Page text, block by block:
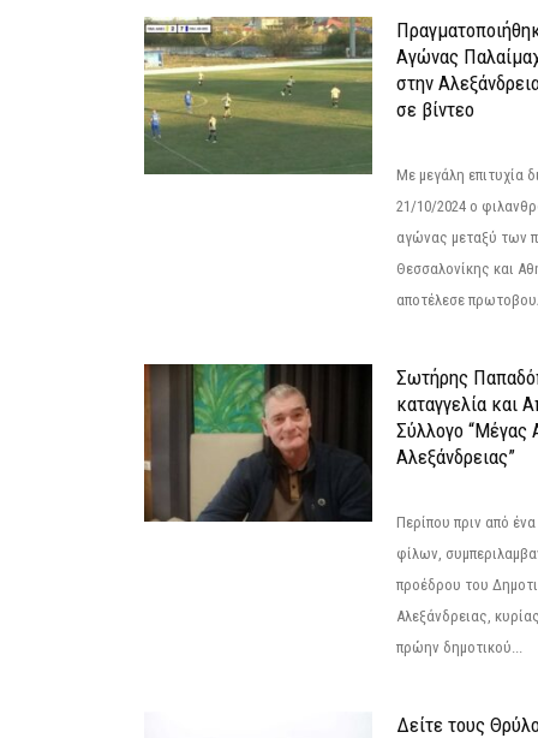
Αγώνας
στην
σε βίντεο
Με μεγάλη επιτυχία
21/10/2024 ο
αγώνας μεταξύ των
Θεσσαλονίκης και
αποτέλεσε
Σωτήρης
καταγγελία και
Σύλλογο “Μέγας
Αλεξάνδρειας”
Περίπου πριν από
φίλων,
προέδρου του
Αλεξάνδρειας,
πρώην δημοτικού...
Δείτε τους